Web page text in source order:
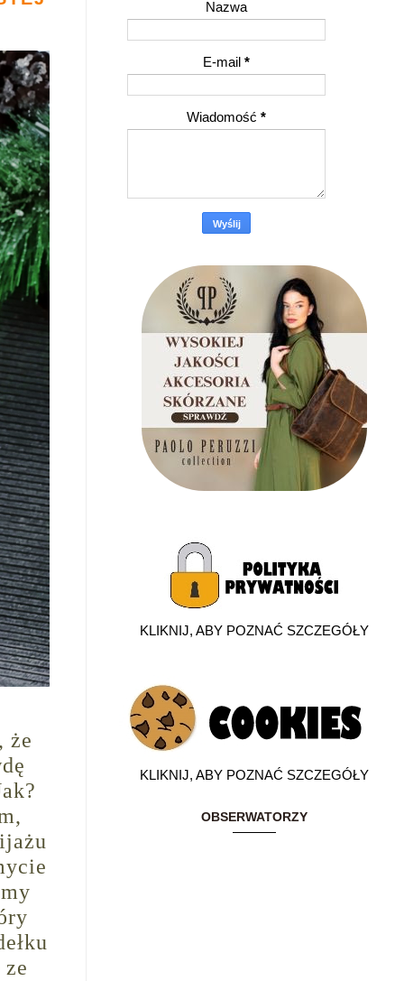
że
Nazwa
E-mail*
Wiadomość*
KLIKNIJ, ABY POZNAĆ SZCZEGÓŁY
KLIKNIJ, ABY POZNAĆ SZCZEGÓŁY
OBSERWATORZY